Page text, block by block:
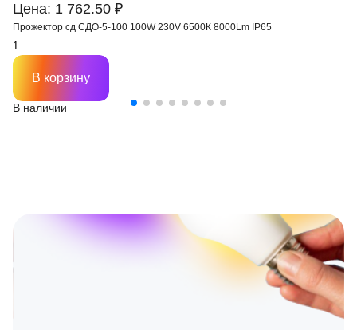
Цена: 1 762.50 ₽
Прожектор сд СДО-5-100 100W 230V 6500К 8000Lm IP65
В наличии
В корзину